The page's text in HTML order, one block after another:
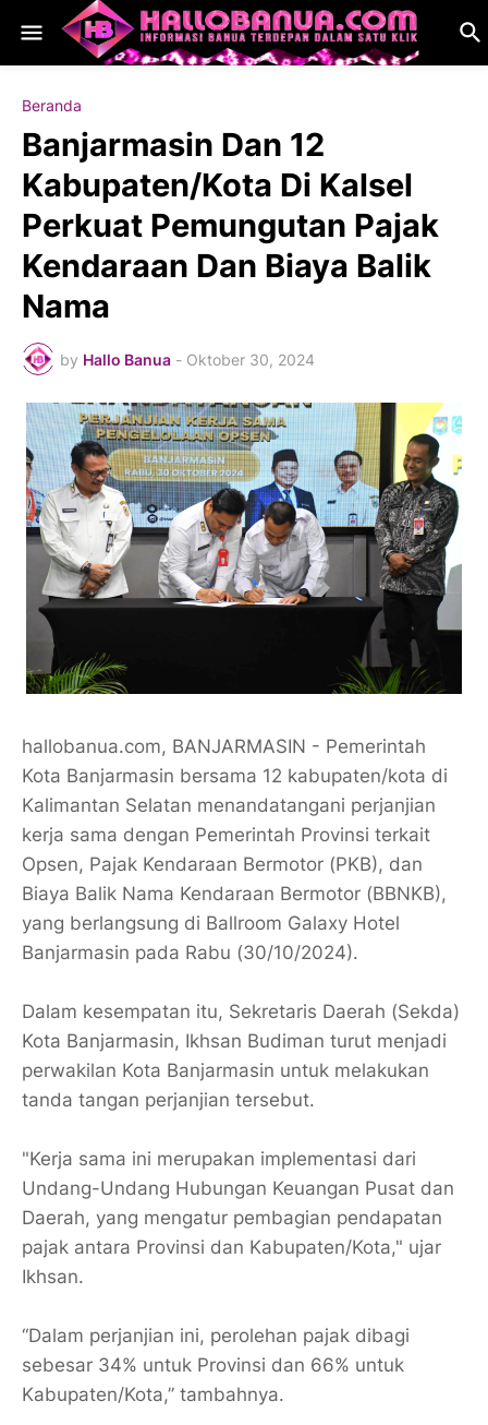
Beranda
Banjarmasin Dan 12
Kabupaten/Kota Di Kalsel
Perkuat Pemungutan Pajak
Kendaraan Dan Biaya Balik
Nama
by Hallo Banua - Oktober 30, 2024
hallobanua.com, BANJARMASIN - Pemerintah
Kota Banjarmasin bersama 12 kabupaten/kota di
Kalimantan Selatan menandatangani perjanjian
kerja sama dengan Pemerintah Provinsi terkait
Opsen, Pajak Kendaraan Bermotor (PKB), dan
Biaya Balik Nama Kendaraan Bermotor (BBNKB),
yang berlangsung di Ballroom Galaxy Hotel
Banjarmasin pada Rabu (30/10/2024).
Dalam kesempatan itu, Sekretaris Daerah (Sekda)
Kota Banjarmasin, Ikhsan Budiman turut menjadi
perwakilan Kota Banjarmasin untuk melakukan
tanda tangan perjanjian tersebut.
"Kerja sama ini merupakan implementasi dari
Undang-Undang Hubungan Keuangan Pusat dan
Daerah, yang mengatur pembagian pendapatan
pajak antara Provinsi dan Kabupaten/Kota," ujar
Ikhsan.
“Dalam perjanjian ini, perolehan pajak dibagi
sebesar 34% untuk Provinsi dan 66% untuk
Kabupaten/Kota,” tambahnya.